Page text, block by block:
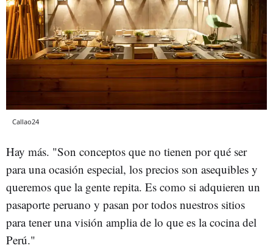
Callao24
Hay más. "Son conceptos que no tienen por qué ser
para una ocasión especial, los precios son asequibles y
queremos que la gente repita. Es como si adquieren un
pasaporte peruano y pasan por todos nuestros sitios
para tener una visión amplia de lo que es la cocina del
Perú."